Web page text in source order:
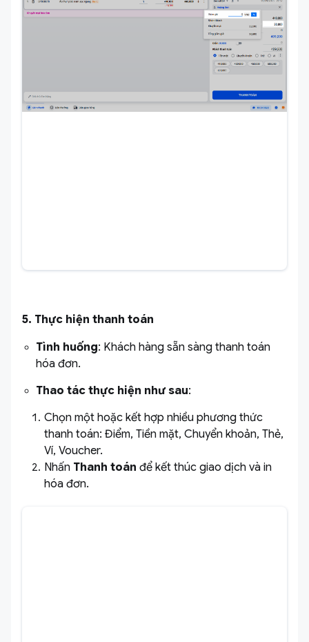
5. Thực hiện thanh toán
Tình huống: Khách hàng sẵn sàng thanh toán
hóa đơn.
Thao tác thực hiện như sau:
Chọn một hoặc kết hợp nhiều phương thức
thanh toán: Điểm, Tiền mặt, Chuyển khoản, Thẻ,
Ví, Voucher.
Nhấn Thanh toán để kết thúc giao dịch và in
hóa đơn.